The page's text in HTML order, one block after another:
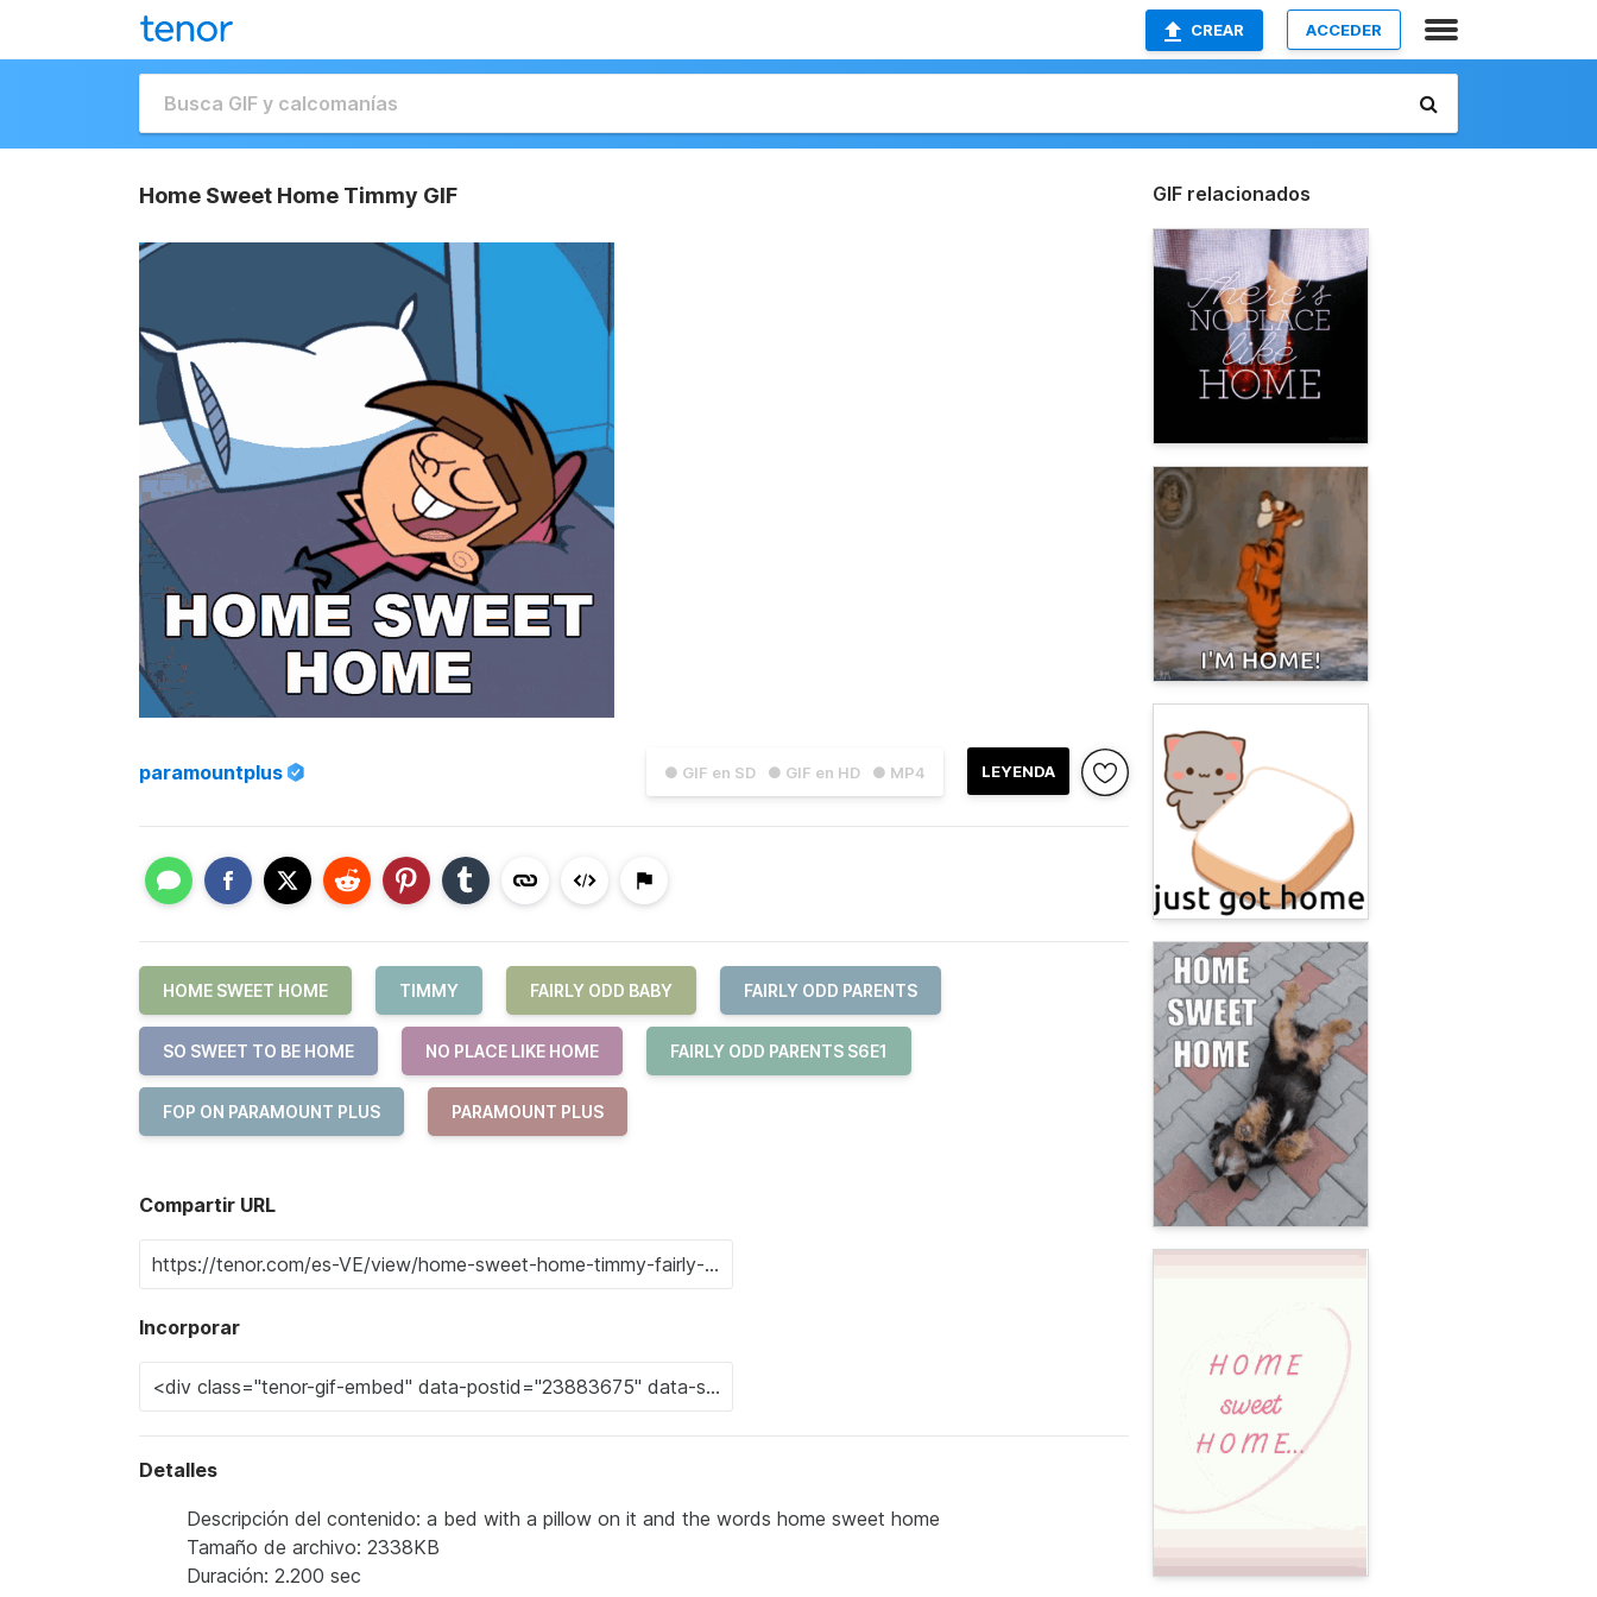
CREAR ACCEDER
Home Sweet Home Timmy GIF
● GIF en SD ● GIF en HD ● MP4 LEYENDA
paramountplus
HOME SWEET HOME TIMMY FAIRLY ODD BABY FAIRLY ODD PARENTS
SO SWEET TO BE HOME NO PLACE LIKE HOME FAIRLY ODD PARENTS S6E1
FOP ON PARAMOUNT PLUS PARAMOUNT PLUS
Compartir URL
Incorporar
Detalles
Descripción del contenido: a bed with a pillow on it and the words home sweet home
Tamaño de archivo: 2338KB
Duración: 2.200 sec
GIF relacionados